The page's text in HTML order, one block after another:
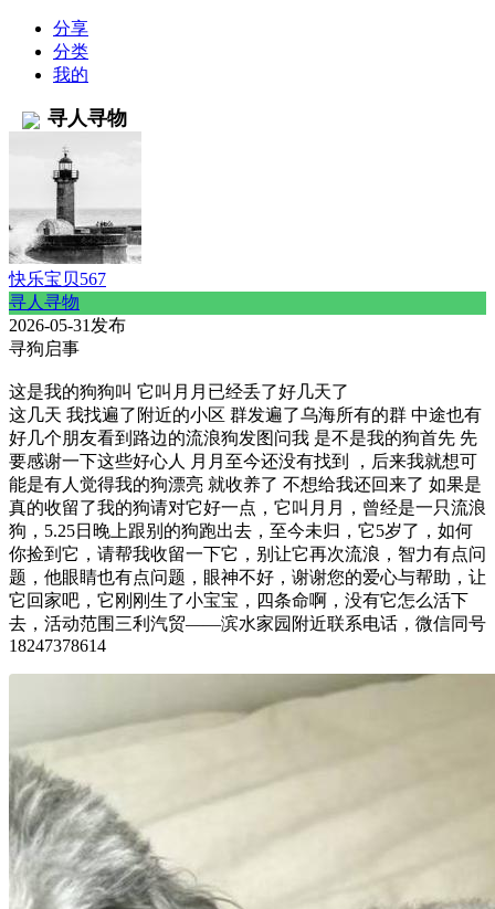
分享
分类
我的
寻人寻物
快乐宝贝567
寻人寻物
2026-05-31发布
寻狗启事
这是我的狗狗叫 它叫月月已经丢了好几天了
这几天 我找遍了附近的小区 群发遍了乌海所有的群 中途也有
好几个朋友看到路边的流浪狗发图问我 是不是我的狗首先 先
要感谢一下这些好心人 月月至今还没有找到 ，后来我就想可
能是有人觉得我的狗漂亮 就收养了 不想给我还回来了 如果是
真的收留了我的狗请对它好一点，它叫月月，曾经是一只流浪
狗，5.25日晚上跟别的狗跑出去，至今未归，它5岁了，如何
你捡到它，请帮我收留一下它，别让它再次流浪，智力有点问
题，他眼睛也有点问题，眼神不好，谢谢您的爱心与帮助，让
它回家吧，它刚刚生了小宝宝，四条命啊，没有它怎么活下
去，活动范围三利汽贸——滨水家园附近联系电话，微信同号
18247378614